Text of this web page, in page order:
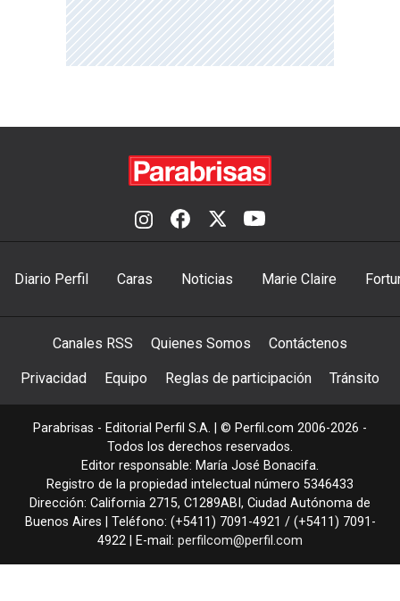
Diario Perfil Caras Noticias Marie Claire
Canales RSS Quienes Somos Contáctenos
Privacidad Equipo Reglas de participación Tránsito
Parabrisas - Editorial Perfil S.A. | © Perfil.com 2006-2026 -
Todos los derechos reservados.
Editor responsable: María José Bonacifa.
Registro de la propiedad intelectual número 5346433
Dirección: California 2715, C1289ABI , Ciudad Autónoma de
Buenos Aires | Teléfono: (+5411) 7091-4921 / (+5411) 7091-
4922 | E-mail: perfilcom@perfil.com